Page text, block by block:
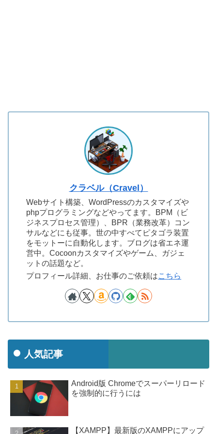
クラベル（Cravel）
Webサイト構築、WordPressのカスタマイズや
phpプログラミングなどやってます。BPM（ビ
ジネスプロセス管理）、BPR（業務改革）コン
サルなどにも従事。世の中すべてピタゴラ装置
をモットーに自動化します。ブログは省エネ運
営中。Cocoonカスタマイズやゲーム、ガジェ
ットの話題など。
プロフィール詳細、お仕事のご依頼はこちら
人気記事
Android版 Chromeでスーパーリロード
を強制的に行うには
【XAMPP】最新版のXAMPPにアップ